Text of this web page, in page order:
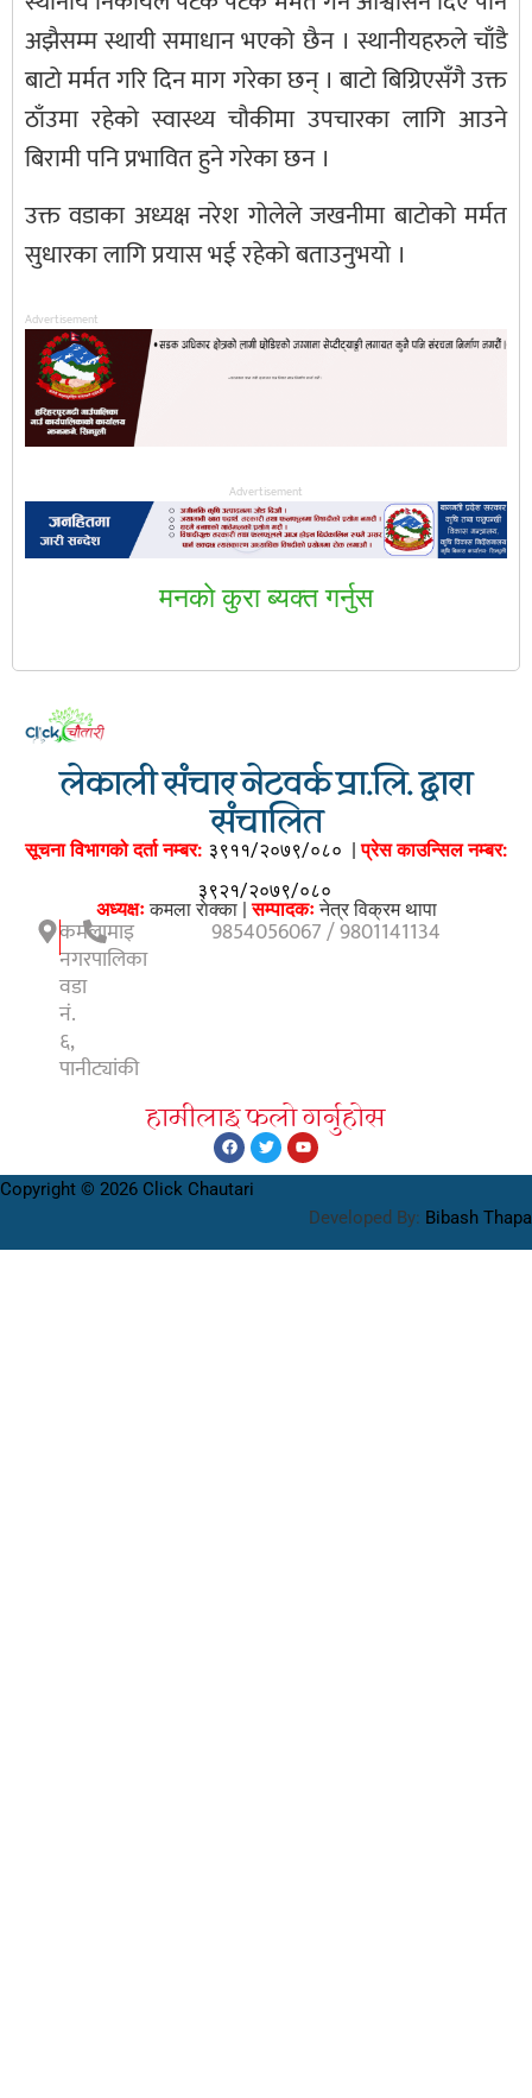
अझैसम्म स्थायी समाधान भएको छैन । स्थानीयहरुले चाँडै
बाटो मर्मत गरि दिन माग गरेका छन् । बाटो बिग्रिएसँगै उक्त
ठाँउमा रहेको स्वास्थ्य चौकीमा उपचारका लागि आउने
बिरामी पनि प्रभावित हुने गरेका छन ।
उक्त वडाका अध्यक्ष नरेश गोलेले जखनीमा बाटोको मर्मत
सुधारका लागि प्रयास भई रहेको बताउनुभयो ।
Advertisement
Advertisement
मनकाे कुरा ब्यक्त गर्नुस
लेकाली संचार नेटवर्क प्रा.लि. द्वारा
संचालित
सूचना विभागको दर्ता नम्बर: ३९११/२०७९/०८० |प्रेस काउन्सिल नम्बर:
३९२१/२०७९/०८०
अध्यक्षःकमला राेक्का |सम्पादकःनेत्र विक्रम थापा
कमलामाइ
नगरपालिका
वडा
नं.
६,
पानीट्यांकी
9854056067 / 9801141134
हामीलाइ फलाे गर्नुहाेस
Copyright © 2026 Click Chautari
Developed By: Bibash Thapa